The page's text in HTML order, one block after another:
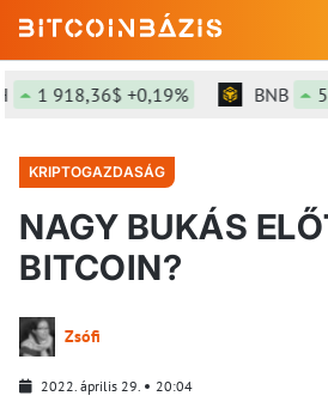
+0,19% BNB
KRIPTOGAZDASÁG
NAGY BUKÁS
BITCOIN?
Zsófi
2022. április 29.
20:04